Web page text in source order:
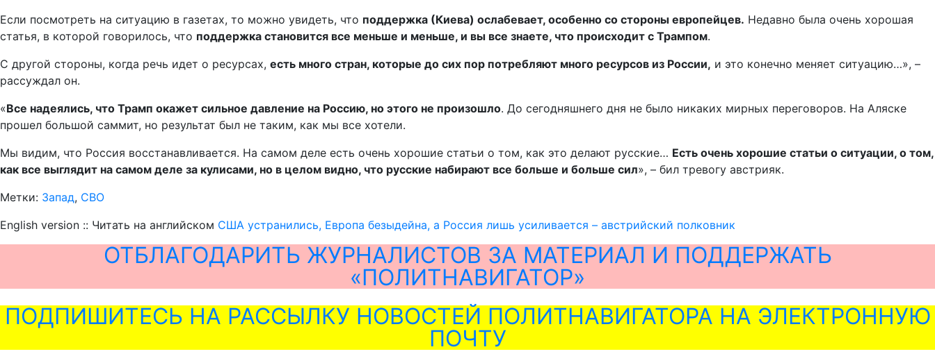
Если посмотреть на ситуацию в газетах, то можно увидеть, что поддержка (Киева) ослабевает, особенно со стороны европейцев. Недавно была очень хорошая
статья, в которой говорилось, что поддержка становится все меньше и меньше, и вы все знаете, что происходит с Трампом.
С другой стороны, когда речь идет о ресурсах, есть много стран, которые до сих пор потребляют много ресурсов из России, и это конечно меняет ситуацию…», –
рассуждал он.
«Все надеялись, что Трамп окажет сильное давление на Россию, но этого не произошло. До сегодняшнего дня не было никаких мирных переговоров. На Аляске
прошел большой саммит, но результат был не таким, как мы все хотели.
Мы видим, что Россия восстанавливается. На самом деле есть очень хорошие статьи о том, как это делают русские… Есть очень хорошие статьи о ситуации, о том,
как все выглядит на самом деле за кулисами, но в целом видно, что русские набирают все больше и больше сил», – бил тревогу австрияк.
Метки: Запад, СВО
English version :: Читать на английском США устранились, Европа безыдейна, а Россия лишь усиливается – австрийский полковник
ОТБЛАГОДАРИТЬ ЖУРНАЛИСТОВ ЗА МАТЕРИАЛ И ПОДДЕРЖАТЬ
«ПОЛИТНАВИГАТОР»
ПОДПИШИТЕСЬ НА РАССЫЛКУ НОВОСТЕЙ ПОЛИТНАВИГАТОРА НА ЭЛЕКТРОННУЮ
ПОЧТУ